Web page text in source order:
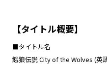
【タイトル概要】
■タイトル名
餓狼伝説 City of the Wolves (英